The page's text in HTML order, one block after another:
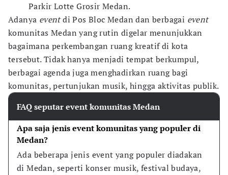
Parkir Lotte Grosir Medan.
Adanya eventdi Pos Bloc Medan dan berbagai event
komunitas Medan yang rutin digelar menunjukkan
bagaimana perkembangan ruang kreatif di kota
tersebut. Tidak hanya menjadi tempat berkumpul,
berbagai agenda juga menghadirkan ruang bagi
komunitas, pertunjukan musik, hingga aktivitas publik.
FAQ seputar event komunitas Medan
Apa saja jenis event komunitas yang populer di
Medan?
Ada beberapa jenis event yang populer diadakan
di Medan, seperti konser musik, festival budaya,